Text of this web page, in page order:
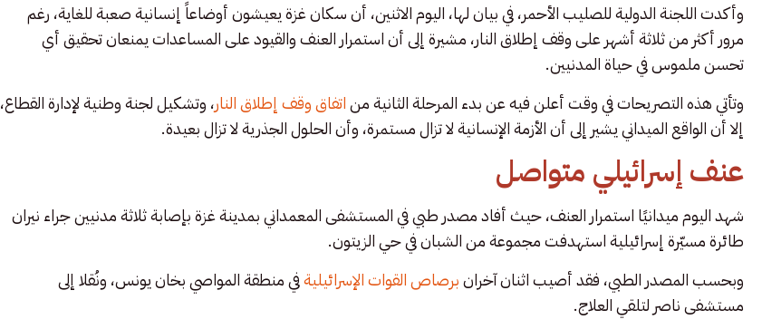
وأكدت اللجنة الدولية للصليب الأحمر، في بيان لها، اليوم الاثنين، أن سكان غزة يعيشون أوضاعاً إنسانية صعبة للغاية، رغم
مرور أكثر من ثلاثة أشهر على وقف إطلاق النار، مشيرة إلى أن استمرار العنف والقيود على المساعدات يمنعان تحقيق أي
تحسن ملموس في حياة المدنيين.
وتأتي هذه التصريحات في وقت أعلن فيه عن بدء المرحلة الثانية مناتفاق وقف إطلاق النار، وتشكيل لجنة وطنية لإدارة القطاع،
إلا أن الواقع الميداني يشير إلى أن الأزمة الإنسانية لا تزال مستمرة، وأن الحلول الجذرية لا تزال بعيدة.
عنف إسرائيلي متواصل
شهد اليوم ميدانيًا استمرار العنف، حيث أفاد مصدر طبي في المستشفى المعمداني بمدينة غزة بإصابة ثلاثة مدنيين جراء نيران
طائرة مسيّرة إسرائيلية استهدفت مجموعة من الشبان في حي الزيتون.
وبحسب المصدر الطبي، فقد أصيب اثنان آخرانبرصاص القوات الإسرائيليةفي منطقة المواصي بخان يونس، ونُقلا إلى
مستشفى ناصر لتلقي العلاج.